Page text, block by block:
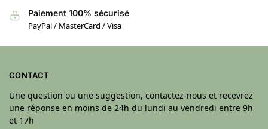
Paiement 100% sécurisé
PayPal / MasterCard / Visa
CONTACT
Une question ou une suggestion, contactez-nous et recevrez
une réponse en moins de 24h du lundi au vendredi entre 9h
et 17h